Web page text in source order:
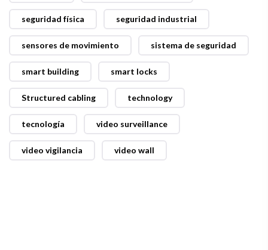
seguridad física seguridad industrial
sensores de movimiento sistema de seguridad
smart building smart locks
Structured cabling technology
tecnología video surveillance
video vigilancia video wall